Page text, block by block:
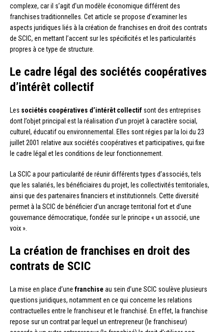
complexe, car il s’agit d’un modèle économique différent des
franchises traditionnelles. Cet article se propose d’examiner les
aspects juridiques liés à la création de franchises en droit des contrats
de SCIC, en mettant l’accent sur les spécificités et les particularités
propres à ce type de structure.
Le cadre légal des sociétés coopératives
d’intérêt collectif
Les sociétés coopératives d’intérêt collectif sont des entreprises
dont l’objet principal est la réalisation d’un projet à caractère social,
culturel, éducatif ou environnemental. Elles sont régies par la loi du 23
juillet 2001 relative aux sociétés coopératives et participatives, qui fixe
le cadre légal et les conditions de leur fonctionnement.
La SCIC a pour particularité de réunir différents types d’associés, tels
que les salariés, les bénéficiaires du projet, les collectivités territoriales,
ainsi que des partenaires financiers et institutionnels. Cette diversité
permet à la SCIC de bénéficier d’un ancrage territorial fort et d’une
gouvernance démocratique, fondée sur le principe « un associé, une
voix ».
La création de franchises en droit des
contrats de SCIC
La mise en place d’une franchise au sein d’une SCIC soulève plusieurs
questions juridiques, notamment en ce qui concerne les relations
contractuelles entre le franchiseur et le franchisé. En effet, la franchise
repose sur un contrat par lequel un entrepreneur (le franchiseur)